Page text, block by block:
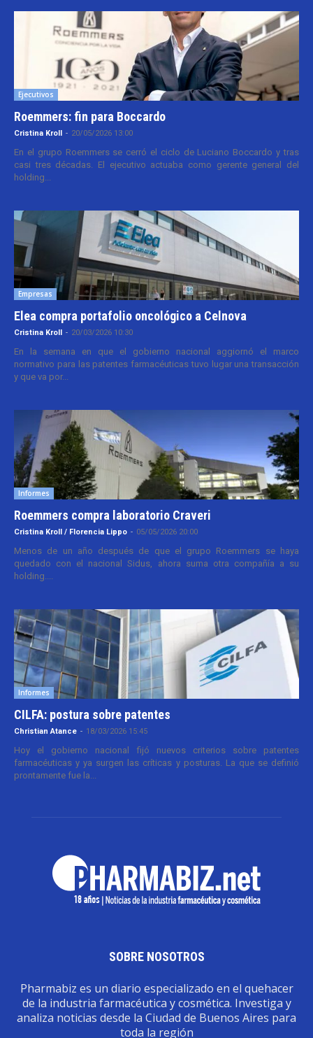
Ejecutivos
Roemmers: fin para Boccardo
Cristina Kroll - 20/05/2026 13:00
En el grupo Roemmers se cerró el ciclo de Luciano Boccardo y tras
casi tres décadas. El ejecutivo actuaba como gerente general del
holding...
Empresas
Elea compra portafolio oncológico a Celnova
Cristina Kroll - 20/03/2026 10:30
En la semana en que el gobierno nacional aggiornó el marco
normativo para las patentes farmacéuticas tuvo lugar una transacción
y que va por...
Informes
Roemmers compra laboratorio Craveri
Cristina Kroll / Florencia Lippo - 05/05/2026 20:00
Menos de un año después de que el grupo Roemmers se haya
quedado con el nacional Sidus, ahora suma otra compañía a su
holding....
Informes
CILFA: postura sobre patentes
Christian Atance - 18/03/2026 15:45
Hoy el gobierno nacional fijó nuevos criterios sobre patentes
farmacéuticas y ya surgen las críticas y posturas. La que se definió
prontamente fue la...
SOBRE NOSOTROS
Pharmabiz es un diario especializado en el quehacer
de la industria farmacéutica y cosmética. Investiga y
analiza noticias desde la Ciudad de Buenos Aires para
toda la región